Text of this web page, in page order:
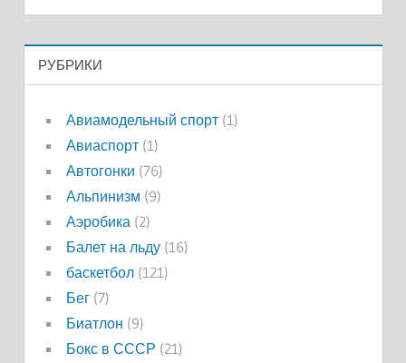
РУБРИКИ
Авиамодельный спорт(1)
Авиаспорт(1)
Автогонки (76)
Альпинизм (9)
Аэробика (2)
Балет на льду(16)
баскетбол(121)
Бег(7)
Биатлон (9)
Бокс в СССР (21)